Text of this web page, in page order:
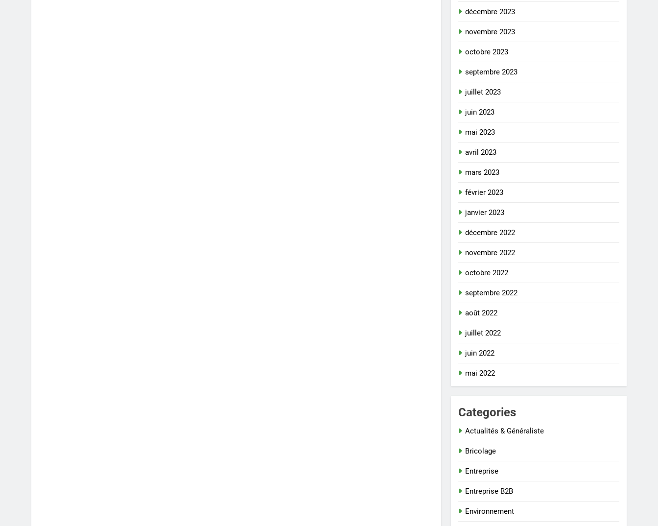
décembre 2023
novembre 2023
octobre 2023
septembre 2023
juillet 2023
juin 2023
mai 2023
avril 2023
mars 2023
février 2023
janvier 2023
décembre 2022
novembre 2022
octobre 2022
septembre 2022
août 2022
juillet 2022
juin 2022
mai 2022
Categories
Actualités & Généraliste
Bricolage
Entreprise
Entreprise B2B
Environnement